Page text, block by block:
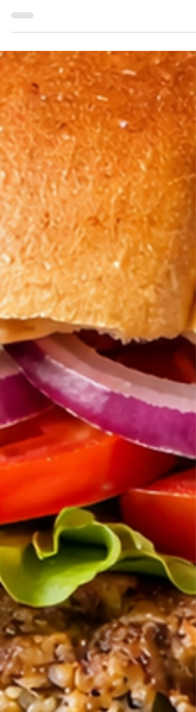
Zimt-Kompott gehört definitiv dazu. Er ist
sanft, nährend – und weckt bei vielen sofort
Kindheitserinnerungen. Gleichzeitig lässt sich
dieses Gericht wunderbar modern, bewusst und
ganz nach dem eigenen Geschmack zubereiten.
Dieser winterliche Milchreis lebt von seiner
Schlichtheit. Keine komplizierten Zutaten, keine
festen Regeln – sondern Raum für Intuition. Ob
mit Pflanze